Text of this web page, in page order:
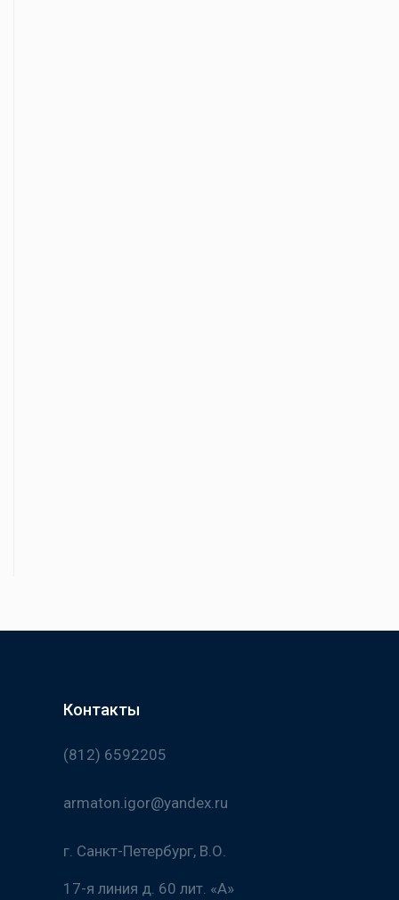
Контакты
(812) 6592205
armaton.igor@yandex.ru
г. Санкт-Петербург, В.О.
17-я линия д. 60 лит. «А»